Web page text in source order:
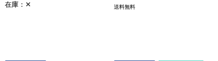
在庫：✕ 送料無料